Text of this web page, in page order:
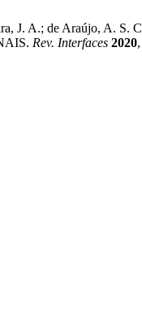
J. A.; de Araújo, A.
Rev. Interfaces 2020